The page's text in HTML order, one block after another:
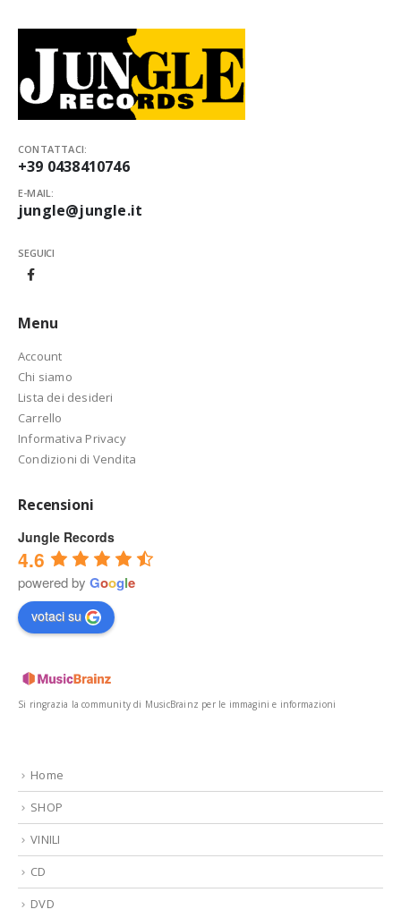
CONTATTACI:
+39 0438410746
E-MAIL:
jungle@jungle.it
SEGUICI
Menu
Account
Chi siamo
Lista dei desideri
Carrello
Informativa Privacy
Condizioni di Vendita
Recensioni
Jungle Records
4.6
powered by Google
votaci su
Si ringrazia la community di MusicBrainz per le immagini e informazioni
Home
SHOP
VINILI
CD
DVD